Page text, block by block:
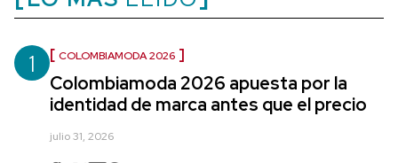
1 COLOMBIAMODA 2026
Colombiamoda 2026 apuesta por la
identidad de marca antes que el precio
julio 31, 2026